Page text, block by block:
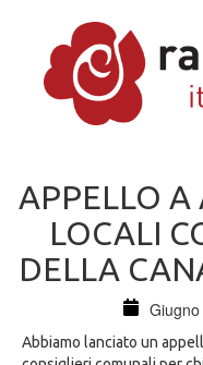
APPELLO A
LOCALI
DELLA
Abbiamo lanciato un